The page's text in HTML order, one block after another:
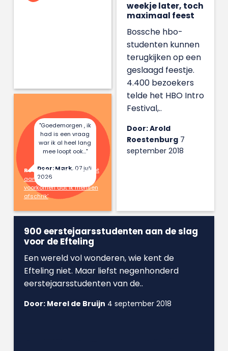
weekje later, toch
maximaal feest
Bossche hbo-
studenten kunnen
terugkijken op een
geslaagd feestje.
4.400 bezoekers
telde het HBO Intro
Festival,..
Door: Arold
Roestenburg7
september 2018
900 eerstejaarsstudenten aan de slag
voor de Efteling
Een wereld vol wonderen, wie kent de
Efteling niet. Maar liefst negenhonderd
eerstejaarsstudenten van de..
Door: Merel de Bruijn 4 september 2018
"Goedemorgen , ik
had is een vraag
war ik al heel lang
mee loopt ook..."
Door: Mark,07 juli
2026
Reactie op:Danique doet
aan hekserij: ‘Ik wil
voorkomen dat ik mensen
afschrik’